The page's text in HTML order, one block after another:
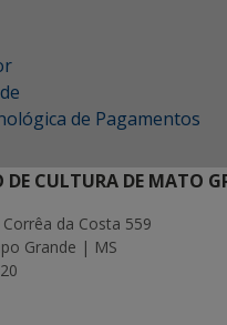
de Pagamentos
DE CULTURA DE MATO
da Costa 559
Grande | MS